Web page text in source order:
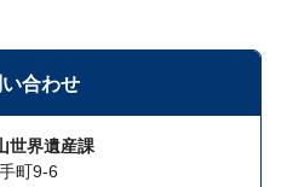
合わせ
世界遺産課
町9-6